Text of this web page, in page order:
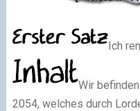
Ich
Wir
2054, welches durch